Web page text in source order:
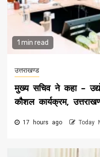
1 min read
उत्तराखण्ड
मुख्य सचिव ने कहा –
कौशल कार्यक्रम,
17 hours ago Today